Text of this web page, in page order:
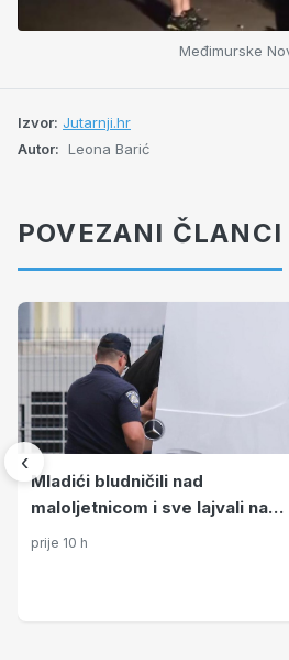
Međimurske
Izvor: Jutarnji.hr
Autor: Leona Barić
POVEZANI ČLANCI
‹
Mladići bludničili nad
maloljetnicom i sve lajvali na
netu: "Stari te gleda u lajvu"
prije 10 h